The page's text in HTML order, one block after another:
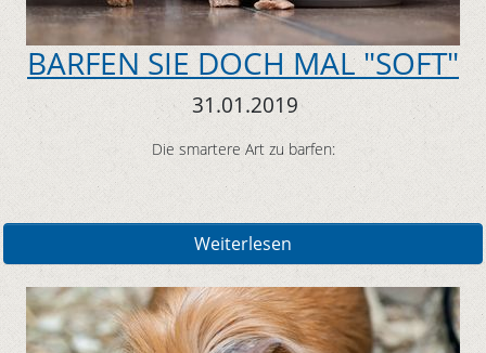
BARFEN SIE DOCH MAL "SOFT"
31.01.2019
Die smartere Art zu barfen:
Weiterlesen